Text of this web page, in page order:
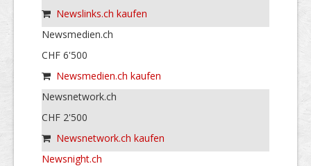
Newslinks.ch kaufen
Newsmedien.ch
CHF 6'500
Newsmedien.ch kaufen
Newsnetwork.ch
CHF 2'500
Newsnetwork.ch kaufen
Newsnight.ch